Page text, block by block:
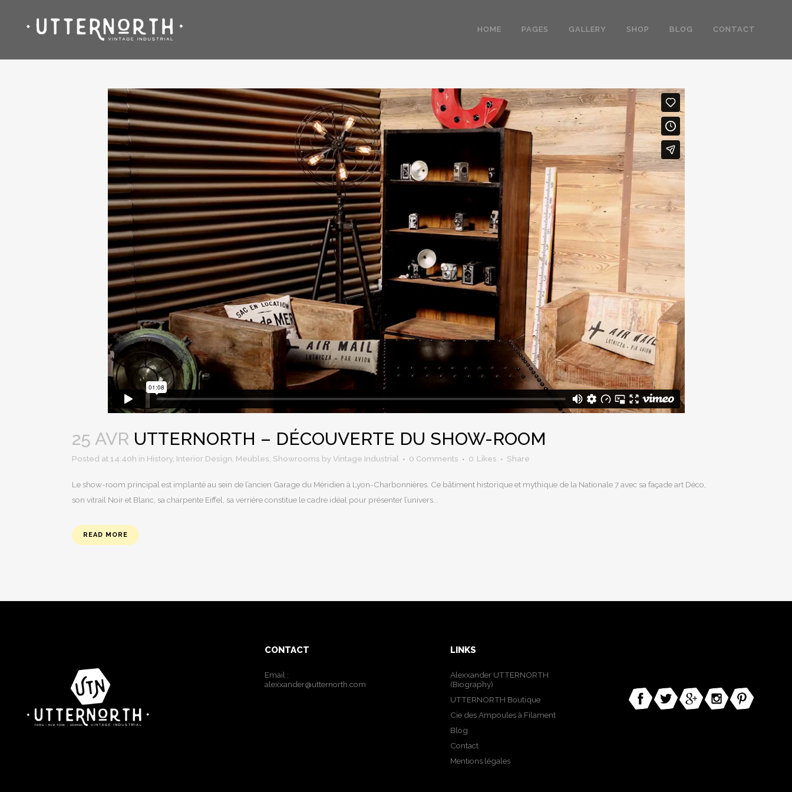
HOME PAGES GALLERY SHOP BLOG CONTACT
25 AVR UTTERNORTH – DÉCOUVERTE DU SHOW-ROOM
Posted at 14:40h in History, Interior Design Meubles Showrooms byVintage Industrial 0 Comments 0 Likes Share
Le show-room principal est implanté au sein de l’ancien Garage du Méridien à Lyon-Charbonnières. Ce bâtiment historique et mythique de la Nationale 7 avec sa façade art Déco,
son vitrail Noir et Blanc, sa charpente Eiffel, sa verrière constitue le cadre idéal pour présenter l’univers...
READ MORE
CONTACT
Email :
alexxander@utternorth.com
LINKS
Alexxander UTTERNORTH
(Biography)
UTTERNORTH Boutique
Cie des Ampoules à Filament
Blog
Contact
Mentions légales